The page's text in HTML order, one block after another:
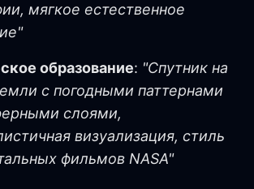
мягкое естественное
образование: "Спутник на
с погодными паттернами
слоями,
визуализация, стиль
фильмов NASA"